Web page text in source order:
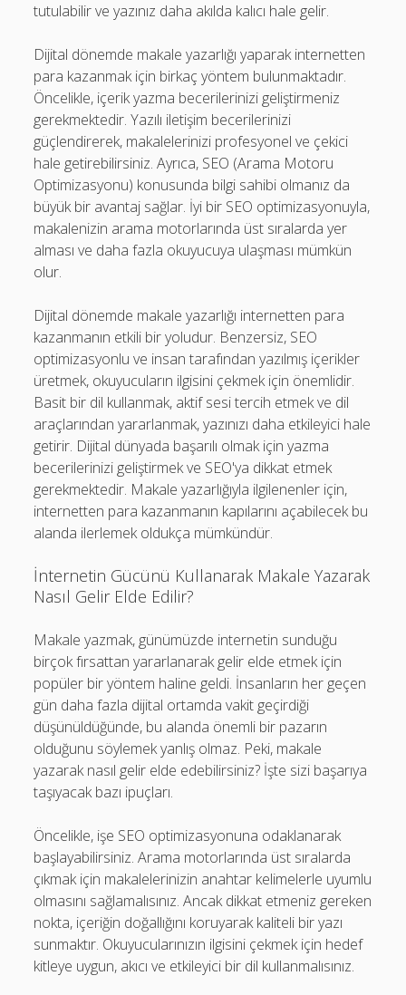
tutulabilir ve yazınız daha akılda kalıcı hale gelir.
Dijital dönemde makale yazarlığı yaparak internetten
para kazanmak için birkaç yöntem bulunmaktadır.
Öncelikle, içerik yazma becerilerinizi geliştirmeniz
gerekmektedir. Yazılı iletişim becerilerinizi
güçlendirerek, makalelerinizi profesyonel ve çekici
hale getirebilirsiniz. Ayrıca, SEO (Arama Motoru
Optimizasyonu) konusunda bilgi sahibi olmanız da
büyük bir avantaj sağlar. İyi bir SEO optimizasyonuyla,
makalenizin arama motorlarında üst sıralarda yer
alması ve daha fazla okuyucuya ulaşması mümkün
olur.
Dijital dönemde makale yazarlığı internetten para
kazanmanın etkili bir yoludur. Benzersiz, SEO
optimizasyonlu ve insan tarafından yazılmış içerikler
üretmek, okuyucuların ilgisini çekmek için önemlidir.
Basit bir dil kullanmak, aktif sesi tercih etmek ve dil
araçlarından yararlanmak, yazınızı daha etkileyici hale
getirir. Dijital dünyada başarılı olmak için yazma
becerilerinizi geliştirmek ve SEO'ya dikkat etmek
gerekmektedir. Makale yazarlığıyla ilgilenenler için,
internetten para kazanmanın kapılarını açabilecek bu
alanda ilerlemek oldukça mümkündür.
İnternetin Gücünü Kullanarak Makale Yazarak
Nasıl Gelir Elde Edilir?
Makale yazmak, günümüzde internetin sunduğu
birçok fırsattan yararlanarak gelir elde etmek için
popüler bir yöntem haline geldi. İnsanların her geçen
gün daha fazla dijital ortamda vakit geçirdiği
düşünüldüğünde, bu alanda önemli bir pazarın
olduğunu söylemek yanlış olmaz. Peki, makale
yazarak nasıl gelir elde edebilirsiniz? İşte sizi başarıya
taşıyacak bazı ipuçları.
Öncelikle, işe SEO optimizasyonuna odaklanarak
başlayabilirsiniz. Arama motorlarında üst sıralarda
çıkmak için makalelerinizin anahtar kelimelerle uyumlu
olmasını sağlamalısınız. Ancak dikkat etmeniz gereken
nokta, içeriğin doğallığını koruyarak kaliteli bir yazı
sunmaktır. Okuyucularınızın ilgisini çekmek için hedef
kitleye uygun, akıcı ve etkileyici bir dil kullanmalısınız.